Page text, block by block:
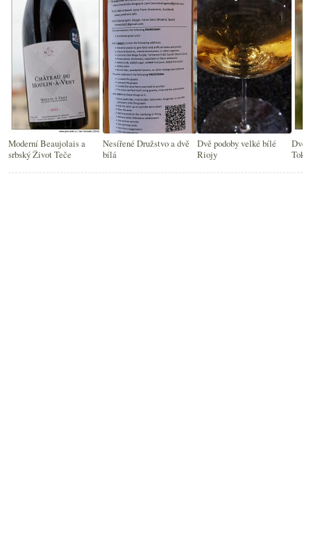
Moderní Beaujolais a
srbský Život Teče
Nesířené Družstvo a dvě
bílá
Dvě podoby velké bílé
Riojy
Dvě